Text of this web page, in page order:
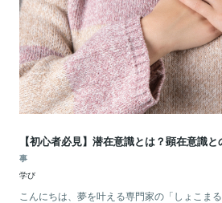
【初心者必見】潜在意識とは？顕在意識
事
学び
こんにちは、夢を叶える専門家の「しょこま